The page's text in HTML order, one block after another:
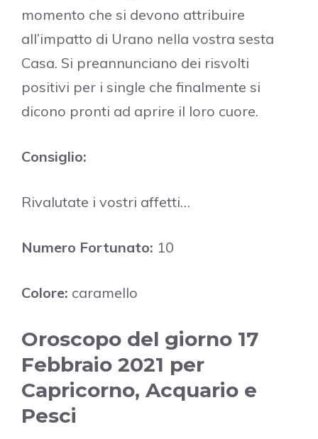
momento che si devono attribuire
all’impatto di Urano nella vostra sesta
Casa. Si preannunciano dei risvolti
positivi per i single che finalmente si
dicono pronti ad aprire il loro cuore.
Consiglio:
Rivalutate i vostri affetti…
Numero Fortunato: 10
Colore: caramello
Oroscopo del giorno 17
Febbraio 2021 per
Capricorno, Acquario e
Pesci